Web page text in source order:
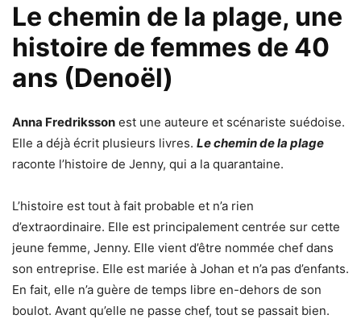
Le chemin de la plage, une
histoire de femmes de 40
ans (Denoël)
Anna Fredriksson est une auteure et scénariste suédoise.
Elle a déjà écrit plusieurs livres. Le chemin de la plage
raconte l’histoire de Jenny, qui a la quarantaine.
L’histoire est tout à fait probable et n’a rien
d’extraordinaire. Elle est principalement centrée sur cette
jeune femme, Jenny. Elle vient d’être nommée chef dans
son entreprise. Elle est mariée à Johan et n’a pas d’enfants.
En fait, elle n’a guère de temps libre en-dehors de son
boulot. Avant qu’elle ne passe chef, tout se passait bien.